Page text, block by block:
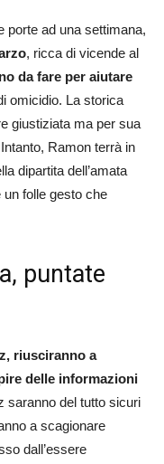
porte ad una settimana,
, ricca di vicende al
da fare per aiutare
omicidio. La storica
giustiziata ma per sua
Ramon terrà in
dipartita dell’amata
un folle gesto che
puntate
riusciranno a
delle informazioni
saranno del tutto sicuri
a scagionare
dall’essere